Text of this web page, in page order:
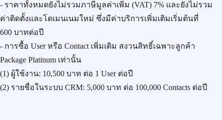
- ราคาทั้งหมดยังไม่รวมภาษีมูลค่าเพิ่ม (VAT) 7% และยังไม่รวม
ค่าติดตั้งและโดเมนเนมใหม่ ซึ่งมีค่าบริการเพิ่มเติมเริ่มต้นที่
600 บาทต่อปี
- การซื้อ User หรือ Contact เพิ่มเติม สงวนสิทธิ์เฉพาะลูกค้า
Package Platinum เท่านั้น
(1) ผู้ใช้งาน: 10,500 บาท ต่อ 1 User ต่อปี
(2) รายชื่อในระบบ CRM: 5,000 บาท ต่อ 100,000 Contacts ต่อปี